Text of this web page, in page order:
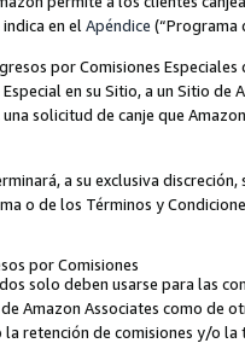
en el Apéndice (“Programa
por Comisiones
Especial en su Sitio, a un Sitio
solicitud de canje que
a su exclusiva
o de los Términos y
por Comisiones
solo deben usarse para las
Amazon Associates como de
retención de comisiones y/o